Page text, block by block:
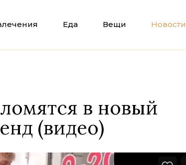
Еда Вещи Новости
в новый
(видео)